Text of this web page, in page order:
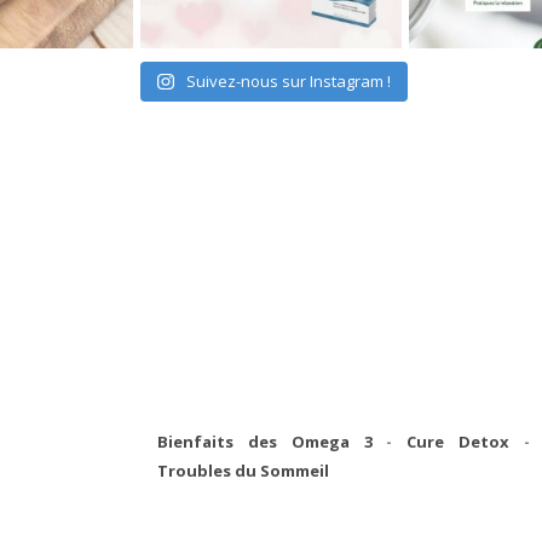
Suivez-nous sur Instagram !
Bienfaits des Omega 3- Cure Detox -
Troubles du Sommeil